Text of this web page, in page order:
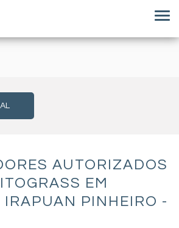
AUTORIZADOS
EM
IRAPUAN PINHEIRO -